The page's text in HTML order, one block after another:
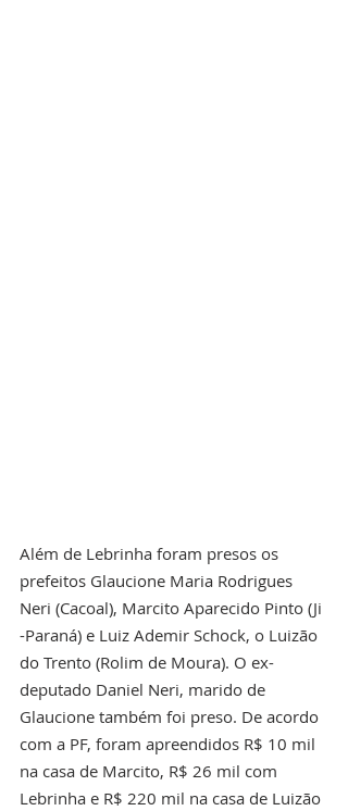
Além de Lebrinha foram presos os
prefeitos Glaucione Maria Rodrigues
Neri (Cacoal), Marcito Aparecido Pinto (Ji
-Paraná) e Luiz Ademir Schock, o Luizão
do Trento (Rolim de Moura). O ex-
deputado Daniel Neri, marido de
Glaucione também foi preso. De acordo
com a PF, foram apreendidos R$ 10 mil
na casa de Marcito, R$ 26 mil com
Lebrinha e R$ 220 mil na casa de Luizão